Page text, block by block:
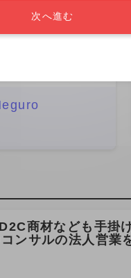
￥10,000
年
に動画編集の業務
自身、この1年間(仕
を感じられた期間で
そのきっかけをく
ーブさんでした。
商材なども手掛
ンサルの法人営業
次へ進む